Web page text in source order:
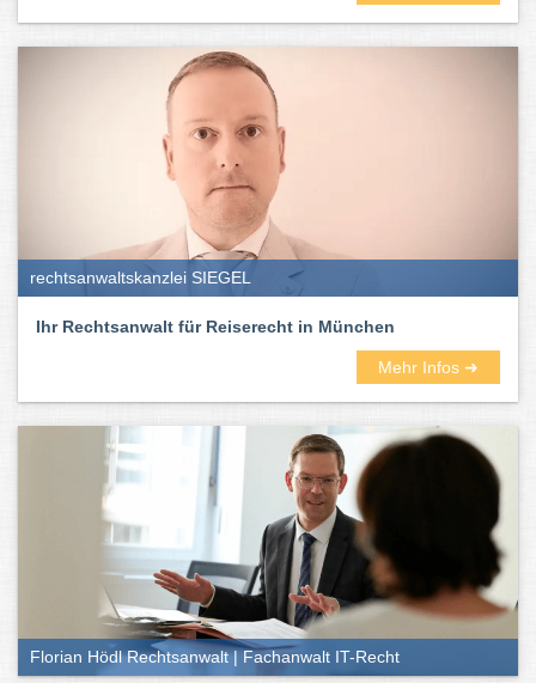
rechtsanwaltskanzlei SIEGEL
Ihr Rechtsanwalt für Reiserecht in München
Mehr Infos ➜
Florian Hödl Rechtsanwalt | Fachanwalt IT-Recht